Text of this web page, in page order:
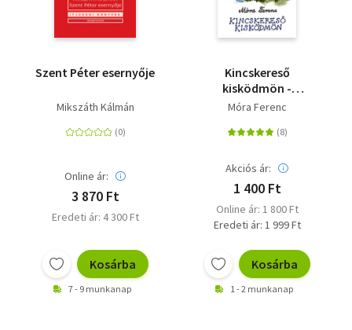
Szent Péter esernyője
Mikszáth Kálmán
Online ár:
3 870 Ft
Eredeti ár: 4 300 Ft
Kosárba
7 - 9 munkanap
Kincskereső
kisködmön -
Puhatábla
Móra Ferenc
Akciós ár:
1 400 Ft
Online ár: 1 800 Ft
Eredeti ár: 1 999 Ft
Kosárba
1 - 2 munkanap